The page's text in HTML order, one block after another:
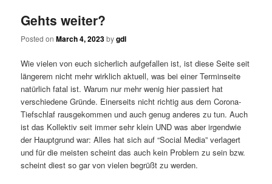
Gehts weiter?
Posted onMarch 4, 2023bygdl
Wie vielen von euch sicherlich aufgefallen ist, ist diese Seite seit
längerem nicht mehr wirklich aktuell, was bei einer Terminseite
natürlich fatal ist. Warum nur mehr wenig hier passiert hat
verschiedene Gründe. Einerseits nicht richtig aus dem Corona-
Tiefschlaf rausgekommen und auch genug anderes zu tun. Auch
ist das Kollektiv seit immer sehr klein UND was aber irgendwie
der Hauptgrund war: Alles hat sich auf “Social Media” verlagert
und für die meisten scheint das auch kein Problem zu sein bzw.
scheint diest so gar von vielen begrüßt zu werden.